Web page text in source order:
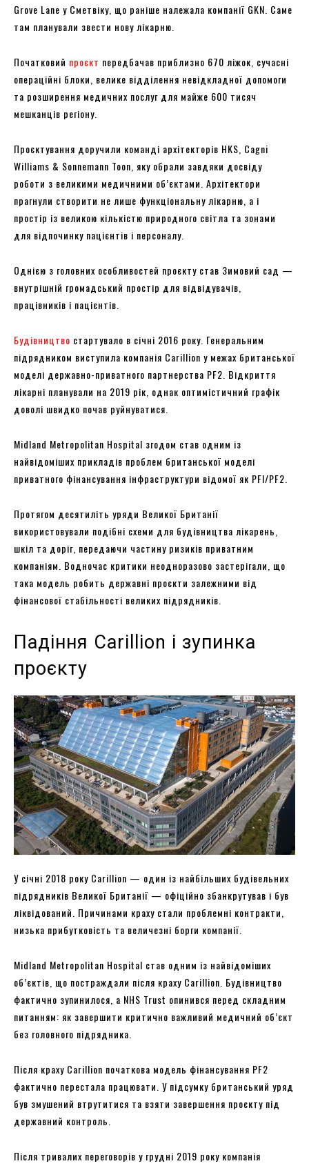
Grove Lane у Сметвіку, що раніше належала компанії GKN. Саме
там планували звести нову лікарню.
Початковий проєкт передбачав приблизно 670 ліжок, сучасні
операційні блоки, велике відділення невідкладної допомоги
та розширення медичних послуг для майже 600 тисяч
мешканців регіону.
Проєктування доручили команді архітекторів HKS, Cagni
Williams & Sonnemann Toon, яку обрали завдяки досвіду
роботи з великими медичними об’єктами. Архітектори
прагнули створити не лише функціональну лікарню, а і
простір із великою кількістю природного світла та зонами
для відпочинку пацієнтів і персоналу.
Однією з головних особливостей проєкту став Зимовий сад —
внутрішній громадський простір для відвідувачів,
працівників і пацієнтів.
Будівництво стартувало в січні 2016 року. Генеральним
підрядником виступила компанія Carillion у межах британської
моделі державно-приватного партнерства PF2. Відкриття
лікарні планували на 2019 рік, однак оптимістичний графік
доволі швидко почав руйнуватися.
Midland Metropolitan Hospital згодом став одним із
найвідоміших прикладів проблем британської моделі
приватного фінансування інфраструктури відомої як PFI/PF2.
Протягом десятиліть уряди Великої Британії
використовували подібні схеми для будівництва лікарень,
шкіл та доріг, передаючи частину ризиків приватним
компаніям. Водночас критики неодноразово застерігали, що
така модель робить державні проєкти залежними від
фінансової стабільності великих підрядників.
Падіння Carillion і зупинка
проєкту
У січні 2018 року Carillion — один із найбільших будівельних
підрядників Великої Британії — офіційно збанкрутував і був
ліквідований. Причинами краху стали проблемні контракти,
низька прибутковість та величезні борги компанії.
Midland Metropolitan Hospital став одним із найвідоміших
об’єктів, що постраждали після краху Carillion. Будівництво
фактично зупинилося, а NHS Trust опинився перед складним
питанням: як завершити критично важливий медичний об’єкт
без головного підрядника.
Після краху Carillion початкова модель фінансування PF2
фактично перестала працювати. У підсумку британський уряд
був змушений втрутитися та взяти завершення проєкту під
державний контроль.
Після тривалих переговорів у грудні 2019 року компанія